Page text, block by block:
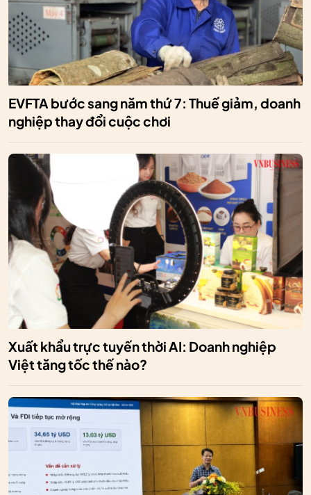
EVFTA bước sang năm thứ 7: Thuế giảm, doanh
nghiệp thay đổi cuộc chơi
Xuất khẩu trực tuyến thời AI: Doanh nghiệp
Việt tăng tốc thế nào?